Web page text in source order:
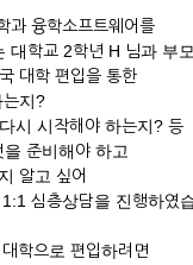
과 융학소프트웨어를
대학교 2학년 H 님과 부
대학 편입을 통한
는지?
시 시작해야 하는지? 등
준비해야 하고
알고 싶어
심층상담을 진행하였
학으로 편입하려면